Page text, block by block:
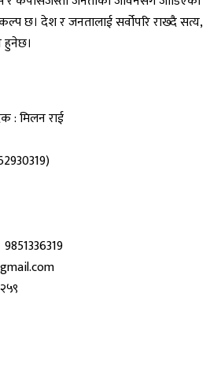
छ। देश र जनतालाई सर्वोपरि राख्दै सत्य,
हुनेछ।
: मिलन राई